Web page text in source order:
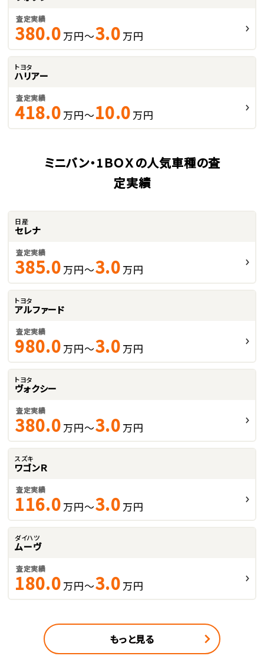
査定実績
380.0 万円～3.0 万円
トヨタ
ハリアー
査定実績
418.0 万円～10.0 万円
ミニバン・1ＢＯＸの人気車種の査
定実績
日産
セレナ
査定実績
385.0 万円～3.0 万円
トヨタ
アルファード
査定実績
980.0 万円～3.0 万円
トヨタ
ヴォクシー
査定実績
380.0 万円～3.0 万円
スズキ
ワゴンＲ
査定実績
116.0 万円～3.0 万円
ダイハツ
ムーヴ
査定実績
180.0 万円～3.0 万円
もっと見る